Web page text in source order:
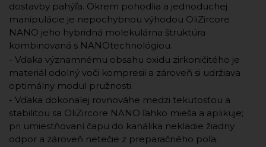
dostavby pahýľa. Okrem pohodlia a jednoduchej
manipulácie je nepochybnou výhodou OliZircore
NANO jeho hybridná molekulárna štruktúra
kombinovaná s NANOtechnológiou.
- Vďaka významnému obsahu oxidu zirkoničitého je
materiál odolný voči kompresii a zároveň si udržiava
optimálny modul pružnosti.
- Vďaka dokonalej rovnováhe medzi tekutosťou a
stabilitou sa OliZircore NANO ľahko mieša a aplikuje;
pri umiestňovaní čapu do kanálika nekladie žiadny
odpor a zároveň netečie z preparačného poľa.